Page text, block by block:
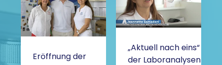
Eröffnung der
„Aktuell nach eins“ in
der Laboranalysen-